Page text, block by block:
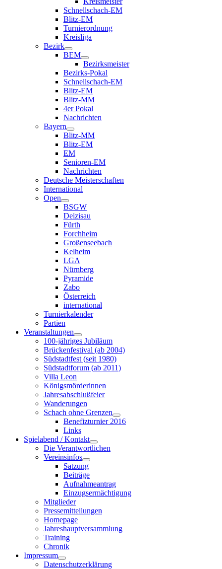
Schnellschach-EM
Blitz-EM
Turnierordnung
Kreisliga
Bezirk
BEM
Bezirksmeister
Bezirks-Pokal
Schnellschach-EM
Blitz-EM
Blitz-MM
4er Pokal
Nachrichten
Bayern
Blitz-MM
Blitz-EM
EM
Senioren-EM
Nachrichten
Deutsche Meisterschaften
International
Open
BSGW
Deizisau
Fürth
Forchheim
Großenseebach
Kelheim
LGA
Nürnberg
Pyramide
Zabo
Österreich
international
Turnierkalender
Partien
Veranstaltungen
100-jähriges Jubiläum
Brückenfestival (ab 2004)
Südstadtfest (seit 1980)
Südstadtforum (ab 2011)
Villa Leon
Königsmörderinnen
Jahresabschlußfeier
Wanderungen
Schach ohne Grenzen
Benefizturnier 2016
Links
Spielabend / Kontakt
Die Verantwortlichen
Vereinsinfos
Satzung
Beiträge
Aufnahmeantrag
Einzugsermächtigung
Mitglieder
Pressemitteilungen
Homepage
Jahreshauptversammlung
Training
Chronik
Impressum
Datenschutzerklärung